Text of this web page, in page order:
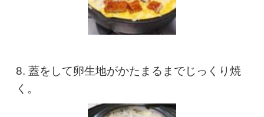
8. 蓋をして卵生地がかたまるまでじっくり焼
く。